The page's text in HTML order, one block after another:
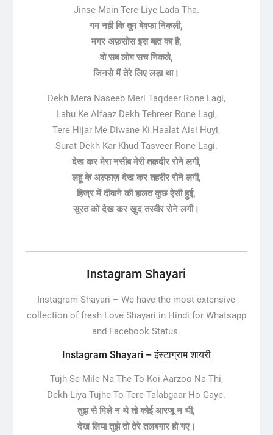
Jinse Main Tere Liye Lada Tha.
गम नही कि तुम बेवफा निकली,
मगर अफ़सोस इस बात का है,
वो सब लोग सच निकले,
जिनसे मैं तेरे लिए लड़ा था।
Dekh Mera Naseeb Meri Taqdeer Rone Lagi,
Lahu Ke Alfaaz Dekh Tehreer Rone Lagi,
Tere Hijar Me Diwane Ki Haalat Aisi Huyi,
Surat Dekh Kar Khud Tasveer Rone Lagi.
देख कर मेरा नसीब मेरी तक़दीर रोने लगी,
लहू के अल्फाज़ देख कर तहरीर रोने लगी,
हिज्र में दीवाने की हालत कुछ ऐसी हुई,
सूरत को देख कर खुद तस्वीर रोने लगी।
Instagram Shayari
Instagram Shayari –We have the most extensive
collection of fresh Love Shayari in Hindi for Whatsapp
and Facebook Status.
Instagram Shayari – इंस्टाग्राम शायरी
Tujh Se Mile Na The To Koi Aarzoo Na Thi,
Dekh Liya Tujhe To Tere Talabgaar Ho Gaye.
तुझ से मिले न थे तो कोई आरजू न थी,
देख लिया तुझे तो तेरे तलबगार हो गए।